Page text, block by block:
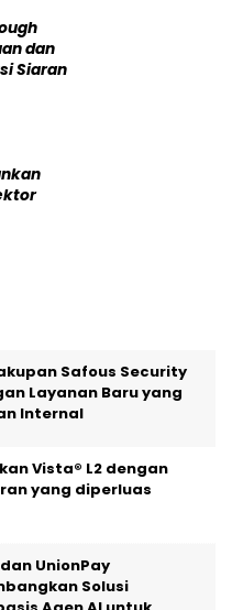
dan
Siaran
Safous Security
Layanan Baru yang
Internal
Vista® L2 dengan
yang diperluas
UnionPay
Solusi